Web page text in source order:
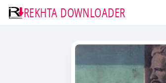
REKHTA DOWNLOADER